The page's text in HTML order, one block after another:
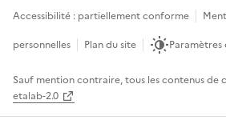
Accessibilité : partiellement conforme
personnelles
Plan du site
Sauf mention contraire, tous les contenus de
etalab-2.0